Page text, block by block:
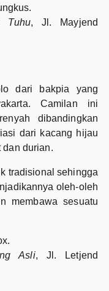
Tuhu, Jl. Mayjend
dari bakpia yang
Camilan ini
dibandingkan
dari kacang hijau
dan durian.
tradisional sehingga
oleh-oleh
membawa sesuatu
Asli, Jl. Letjend